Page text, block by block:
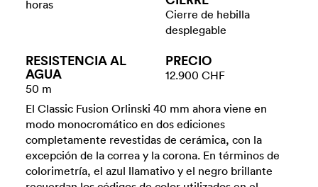
horas
Cierre de hebilla
desplegable
RESISTENCIA AL
AGUA
50 m
PRECIO
12.900 CHF
El Classic Fusion Orlinski 40 mm ahora viene en
modo monocromático en dos ediciones
completamente revestidas de cerámica, con la
excepción de la correa y la corona. En términos de
colorimetría, el azul llamativo y el negro brillante